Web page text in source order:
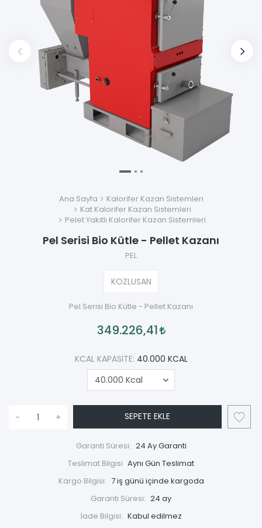
Ana Sayfa
Kalorifer Kazan Sistemleri
Kat Kalorifer Kazan Sistemleri
Pelet Yakıtlı Kalorifer Kazan Sistemleri
Pel Serisi Bio Kütle - Pellet Kazanı
PEL
KOZLUSAN
Pel Serisi Bio Kütle - Pellet Kazanı
349.226,41
KCAL KAPASITE: 40.000 KCAL
- + SEPETE EKLE
Garanti Süresi: 24 Ay Garanti
Teslimat Bilgisi Aynı Gün Teslimat
Kargo Bilgisi: 7 iş günü içinde kargoda
Garanti Süresi: 24 ay
İade Bilgisi: